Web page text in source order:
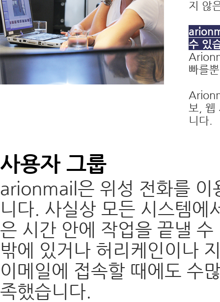
지 않
수 있
빠를
보, 웹
니다.
사용자 그룹
arionmail은 위성 전화를 이
니다. 사실상 모든 시스템에
은 시간 안에 작업을 끝낼
밖에 있거나 허리케인이나
이메일에 접속할 때에도 수
족했습니다.